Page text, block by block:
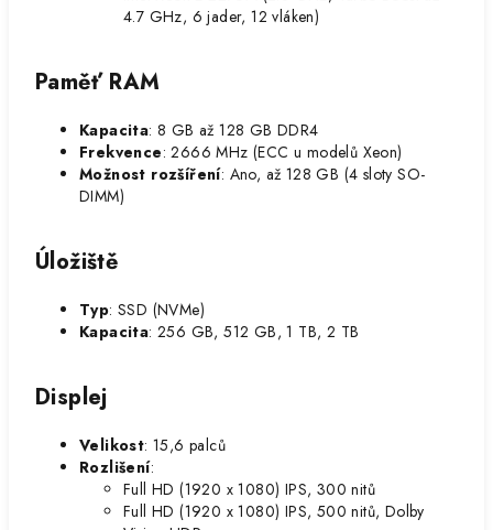
4.7 GHz, 6 jader, 12 vláken)
Paměť RAM
Kapacita: 8 GB až 128 GB DDR4
Frekvence: 2666 MHz (ECC u modelů Xeon)
Možnost rozšíření: Ano, až 128 GB (4 sloty SO-
DIMM)
Úložiště
Typ: SSD (NVMe)
Kapacita: 256 GB, 512 GB, 1 TB, 2 TB
Displej
Velikost: 15,6 palců
Rozlišení:
Full HD (1920 x 1080) IPS, 300 nitů
Full HD (1920 x 1080) IPS, 500 nitů, Dolby